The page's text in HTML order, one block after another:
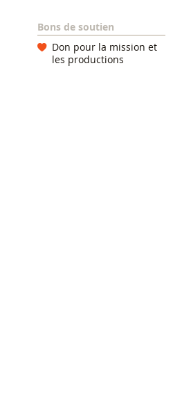
Bons de soutien
Don pour la mission et
les productions